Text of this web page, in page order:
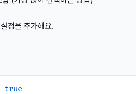
정을 추가해요.
true